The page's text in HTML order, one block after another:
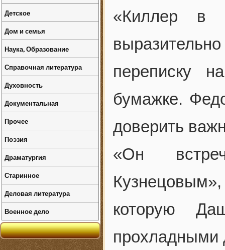
«Киллер в
переписку
бумажке.
доверить
«Он
которую
прохладными
Детское
Дом и семья
Наука, Образование
Справочная литература
Духовность
Документальная
Прочее
Поэзия
Драматургия
Старинное
Деловая литература
Военное дело